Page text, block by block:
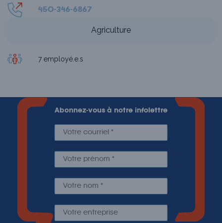
450-346-6867
Agriculture
7 employé.e.s
Abonnez-vous à notre infolettre